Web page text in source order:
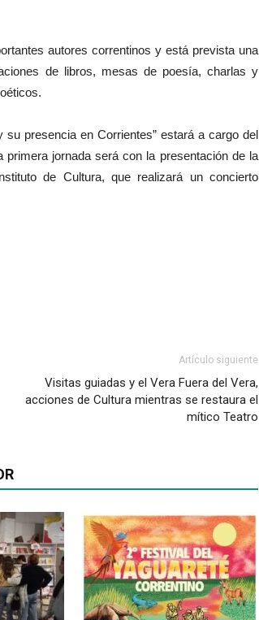
autores correntinos y está prevista una
de libros, mesas de poesía, charlas y
presencia en Corrientes” estará a cargo del
jornada será con la presentación de la
de Cultura, que realizará un concierto
Artículo siguiente
Visitas guiadas y el Vera Fuera del Vera,
acciones de Cultura mientras se restaura el
mítico Teatro